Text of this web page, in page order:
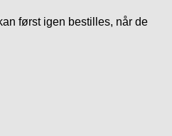
først igen bestilles, når de